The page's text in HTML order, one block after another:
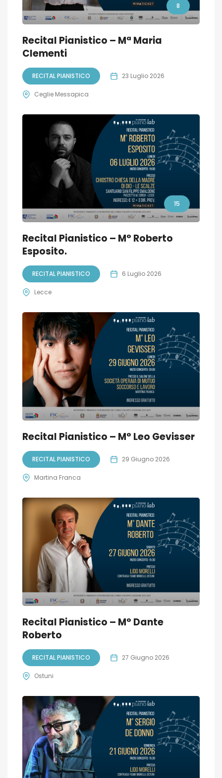
8
Recital Pianistico – Mª Maria
Clementi
RECITAL PIANISTICO 23 Luglio 2026
Ceglie Messapica
15
Recital Pianistico – M° Roberto
Esposito.
RECITAL PIANISTICO 6 Luglio 2026
Lecce
Recital Pianistico – M° Leo Gevisser
RECITAL PIANISTICO 29 Giugno 2026
Martina Franca
Recital Pianistico – M° Dante
Roberto
RECITAL PIANISTICO 27 Giugno 2026
Ostuni